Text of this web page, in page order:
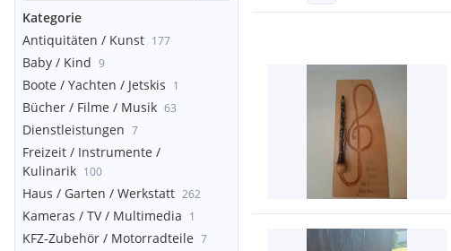
Kategorie
Antiquitäten / Kunst 177
Baby / Kind 9
Boote / Yachten / Jetskis 1
Bücher / Filme / Musik 63
Dienstleistungen 7
Freizeit / Instrumente /
Kulinarik 100
Haus / Garten / Werkstatt 262
Kameras / TV / Multimedia 1
KFZ-Zubehör / Motorradteile 7